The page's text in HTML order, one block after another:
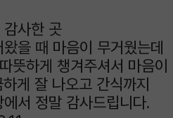
사한 곳
을 때 마음이 무거웠는데
뜻하게 챙겨주셔서 마음이
게 잘 나오고 간식까지
서 정말 감사드립니다.